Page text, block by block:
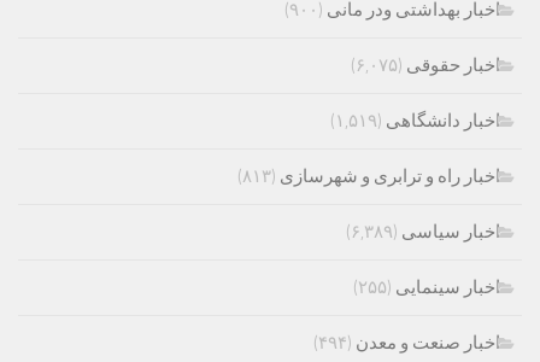
اخبار بهداشتی ودر مانی (۹۰۰)
اخبار حقوقی (۶,۰۷۵)
اخبار دانشگاهی (۱,۵۱۹)
اخبار راه و ترابری و شهرسازی (۸۱۳)
اخبار سیاسی (۶,۳۸۹)
اخبار سینمایی (۲۵۵)
اخبار صنعت و معدن (۴۹۴)